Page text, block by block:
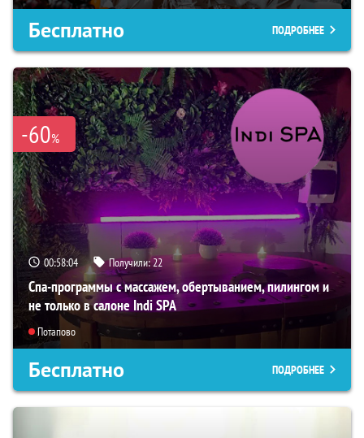
Бесплатно ПОДРОБНЕЕ
-60%
00:58:03 Получили:22
Спа-программы с массажем, обертыванием, пилингом и
не только в салоне Indi SPA
Потапово
Бесплатно ПОДРОБНЕЕ